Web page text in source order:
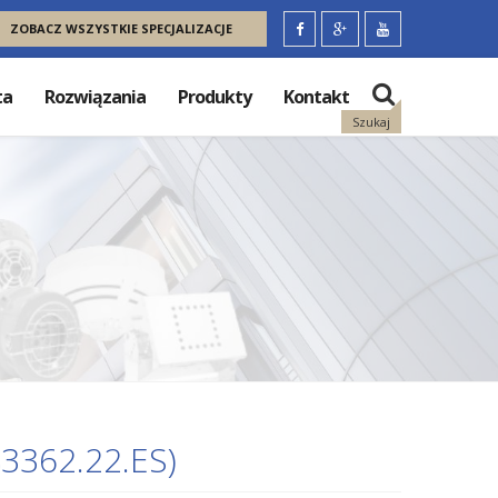
ZOBACZ WSZYSTKIE SPECJALIZACJE
Szukaj
Rozwiązania Produkty Kontakt